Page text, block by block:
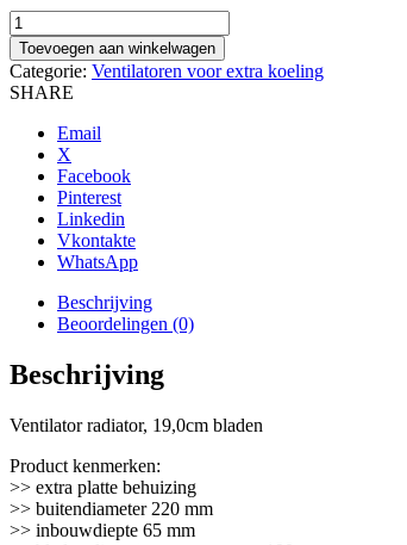
Ventilator
radiator
TYPE01,
19,0cm
bladen
aantal
Toevoegen aan winkelwagen
Categorie: Ventilatoren voor extra koeling
SHARE
Email
X
Facebook
Pinterest
Linkedin
Vkontakte
WhatsApp
Beschrijving
Beoordelingen (0)
Beschrijving
Ventilator radiator, 19,0cm bladen
Product kenmerken:
>> extra platte behuizing
>> buitendiameter 220 mm
>> inbouwdiepte 65 mm